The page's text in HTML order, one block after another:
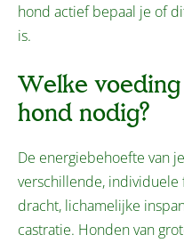
hond actief bepaal je of
is.
Welke
hond nodig?
De energiebehoefte van
verschillende, individuele
dracht, lichamelijke
castratie. Honden van